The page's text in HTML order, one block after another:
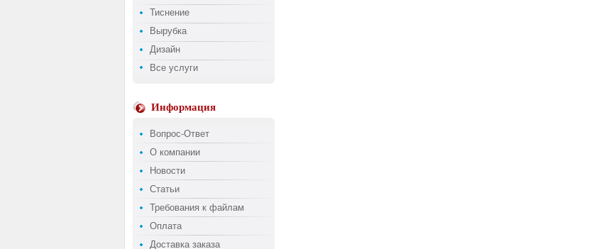
Тиснение
Вырубка
Дизайн
Все услуги
Информация
Вопрос-Ответ
О компании
Новости
Статьи
Требования к файлам
Оплата
Доставка заказа